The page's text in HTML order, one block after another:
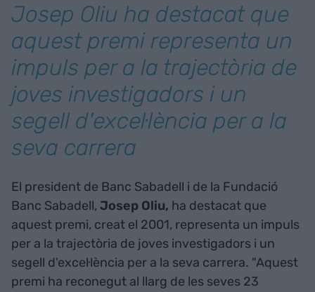
Josep Oliu ha destacat que
aquest premi representa un
impuls per a la trajectòria de
joves investigadors i un
segell d'excel·lència per a la
seva carrera
El president de Banc Sabadell i de la Fundació
Banc Sabadell, Josep Oliu, ha destacat que
aquest premi, creat el 2001, representa un impuls
per a la trajectòria de joves investigadors i un
segell d'excel·lència per a la seva carrera. "Aquest
premi ha reconegut al llarg de les seves 23